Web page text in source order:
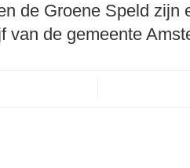
de Groene Speld zijn
van de gemeente